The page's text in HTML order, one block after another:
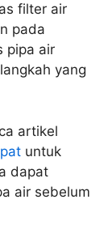
filter air
pada
pipa air
yang
artikel
untuk
dapat
air sebelum